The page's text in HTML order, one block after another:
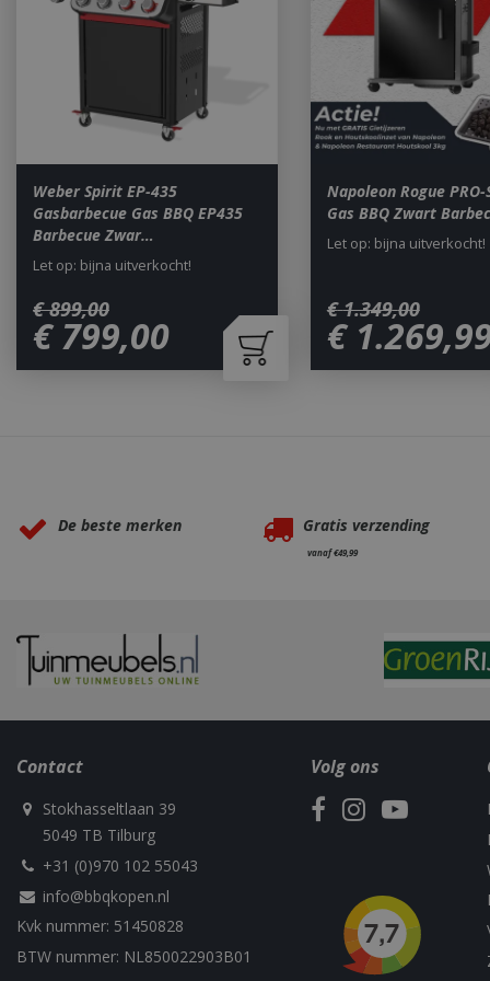
Weber Spirit EP-435
Gasbarbecue Gas BBQ EP435
Barbecue Zwar…
€ 899,00
€ 799,00
Let op: bijna uitverkocht!
Napoleon Rogue PRO-
Gas BBQ Zwart
€ 1.349,00
€ 1.269,
Let op: bijna uitverkocht!
De beste merken Gratis verzending
vanaf €49,99
Contact
Stokhasseltlaan 39
5049 TB Tilburg
+31 (0)970 102 55043
info@bbqkopen.nl
Kvk nummer: 51450828
BTW nummer: NL850022903B01
Volg ons
Naam
_ga
_gid
Naam
performance
_gat_UA-
75292639-1
_ga_M5FLK9N03R
Targetting
_clck
e52aaa62aa9f
__Secure-
ROLLOUT_TOKEN
Naam
GCSESSID